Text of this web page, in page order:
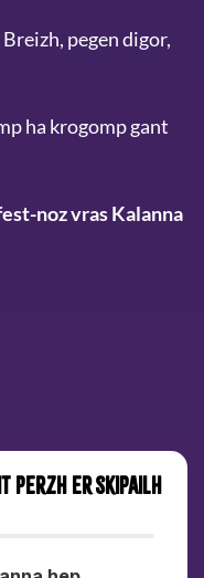
pegen digor,
ha krogomp gant
noz vras Kalanna
perzh er skipailh